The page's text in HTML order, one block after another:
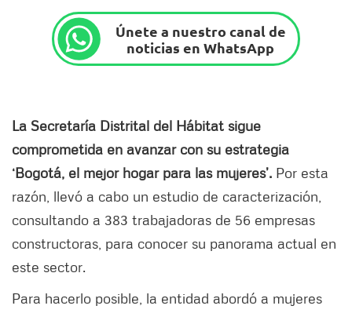
Únete a nuestro canal de
noticias en WhatsApp
La Secretaría Distrital del Hábitat sigue
comprometida en avanzar con su estrategia
‘Bogotá, el mejor hogar para las mujeres’. Por esta
razón, llevó a cabo un estudio de caracterización,
consultando a 383 trabajadoras de 56 empresas
constructoras, para conocer su panorama actual en
este sector.
Para hacerlo posible, la entidad abordó a mujeres